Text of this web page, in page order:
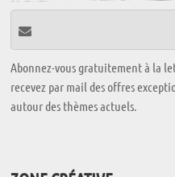
Abonnez-vous gratuitement à la
recevez par mail des offres
autour des thèmes actuels.